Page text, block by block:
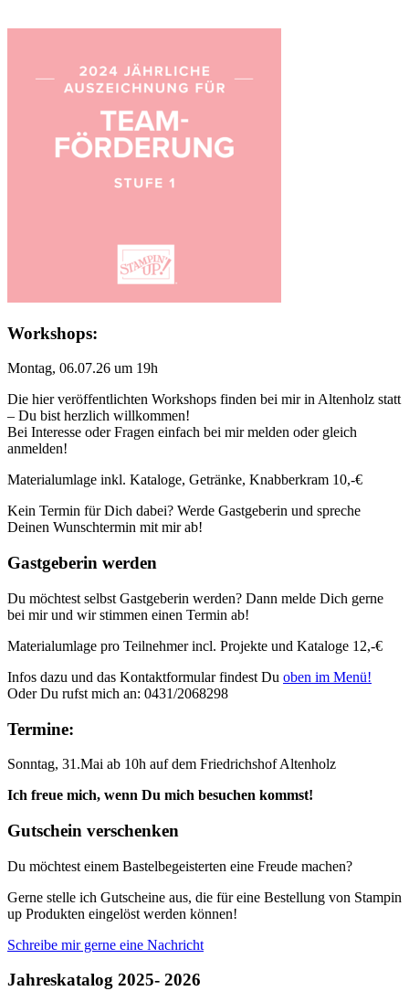
Workshops:
Montag, 06.07.26 um 19h
Die hier veröffentlichten Workshops finden bei mir in Altenholz statt
– Du bist herzlich willkommen!
Bei Interesse oder Fragen einfach bei mir melden oder gleich
anmelden!
Materialumlage inkl. Kataloge, Getränke, Knabberkram 10,-€
Kein Termin für Dich dabei? Werde Gastgeberin und spreche
Deinen Wunschtermin mit mir ab!
Gastgeberin werden
Du möchtest selbst Gastgeberin werden? Dann melde Dich gerne
bei mir und wir stimmen einen Termin ab!
Materialumlage pro Teilnehmer incl. Projekte und Kataloge 12,-€
Infos dazu und das Kontaktformular findest Du oben im Menü!
Oder Du rufst mich an: 0431/2068298
Termine:
Sonntag, 31.Mai ab 10h auf dem Friedrichshof Altenholz
Ich freue mich, wenn Du mich besuchen kommst!
Gutschein verschenken
Du möchtest einem Bastelbegeisterten eine Freude machen?
Gerne stelle ich Gutscheine aus, die für eine Bestellung von Stampin
up Produkten eingelöst werden können!
Schreibe mir gerne eine Nachricht
Jahreskatalog 2025- 2026